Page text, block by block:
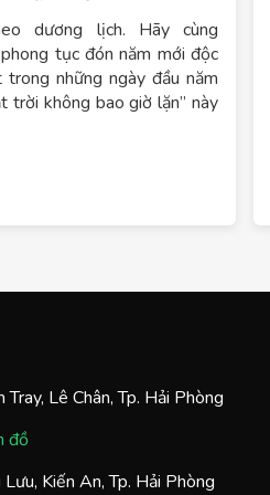
dương lịch. Hãy cùng
tục đón năm mới độc
những ngày đầu năm
trời không bao giờ lặn” này
Lê Chân, Tp. Hải Phòng
đồ
Kiến An, Tp. Hải Phòng